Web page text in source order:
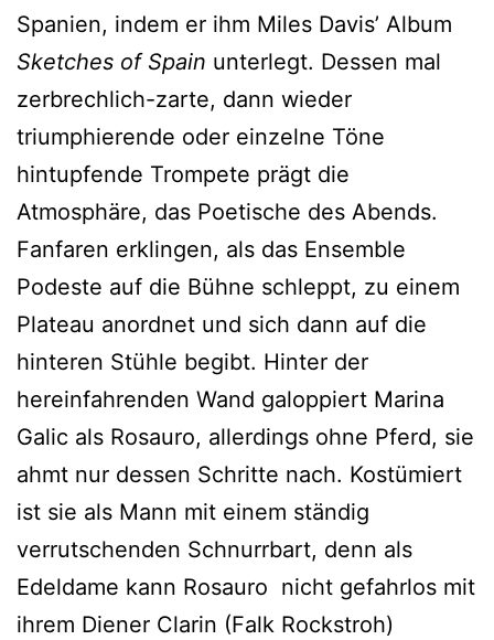
Spanien, indem er ihm Miles Davis’ Album
Sketches of Spain unterlegt. Dessen mal
zerbrechlich-zarte, dann wieder
triumphierende oder einzelne Töne
hintupfende Trompete prägt die
Atmosphäre, das Poetische des Abends.
Fanfaren erklingen, als das Ensemble
Podeste auf die Bühne schleppt, zu einem
Plateau anordnet und sich dann auf die
hinteren Stühle begibt. Hinter der
hereinfahrenden Wand galoppiert Marina
Galic als Rosauro, allerdings ohne Pferd, sie
ahmt nur dessen Schritte nach. Kostümiert
ist sie als Mann mit einem ständig
verrutschenden Schnurrbart, denn als
Edeldame kann Rosauro nicht gefahrlos mit
ihrem Diener Clarin (Falk Rockstroh)